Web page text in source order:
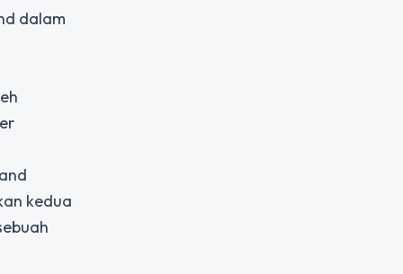
dalam
kedua